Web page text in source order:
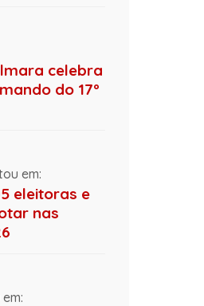
celebra
do 17º
em:
eleitoras e
nas